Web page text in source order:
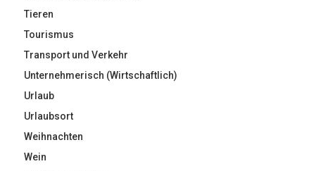
Tieren
Tourismus
Transport und Verkehr
Unternehmerisch (Wirtschaftlich)
Urlaub
Urlaubsort
Weihnachten
Wein